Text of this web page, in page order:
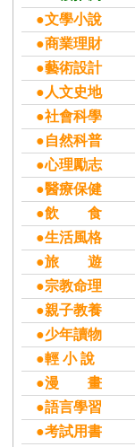
●文學小說
●商業理財
●藝術設計
●人文史地
●社會科學
●自然科普
●心理勵志
●醫療保健
●飲 食
●生活風格
●旅 遊
●宗教命理
●親子教養
●少年讀物
●輕 小 說
●漫 畫
●語言學習
●考試用書